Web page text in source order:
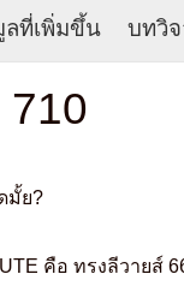
ลที่เพิ่มขึ้น บทวิ
710
มั้ย?
คือ ทรงลีวายส์